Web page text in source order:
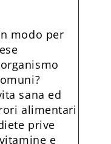
modo per
sana ed
alimentari
prive
e